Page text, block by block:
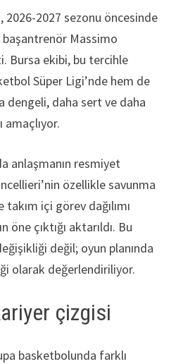
2026-2027 sezonu öncesinde
Massimo
Bursa ekibi, bu tercihle
Süper Ligi’nde hem de
dengeli, daha sert ve daha
anlaşmanın resmiyet
özellikle savunma
içi görev dağılımı
öne çıktığı aktarıldı. Bu
değil; oyun planında
olarak değerlendiriliyor.
çizgisi
basketbolunda farklı